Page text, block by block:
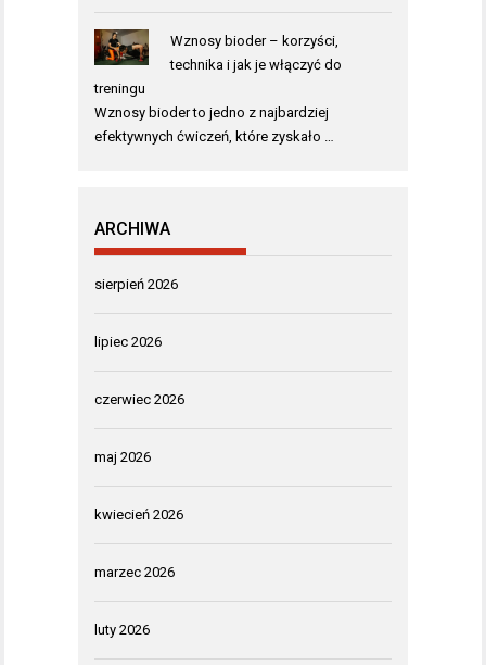
Wznosy bioder – korzyści,
technika i jak je włączyć do
treningu
Wznosy bioder to jedno z najbardziej
efektywnych ćwiczeń, które zyskało …
ARCHIWA
sierpień 2026
lipiec 2026
czerwiec 2026
maj 2026
kwiecień 2026
marzec 2026
luty 2026